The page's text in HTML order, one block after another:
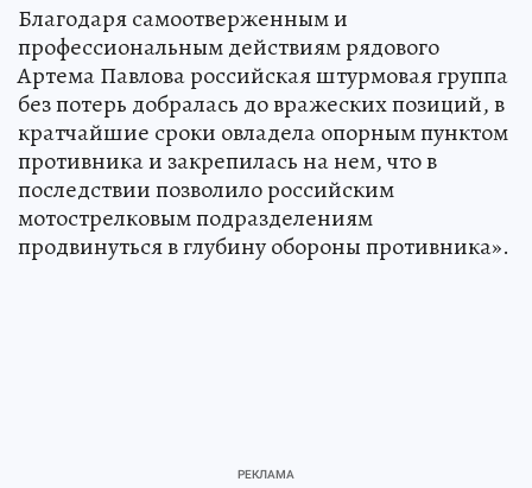
Благодаря самоотверженным и
профессиональным действиям рядового
Артема Павлова российская штурмовая группа
без потерь добралась до вражеских позиций, в
кратчайшие сроки овладела опорным пунктом
противника и закрепилась на нем, что в
последствии позволило российским
мотострелковым подразделениям
продвинуться в глубину обороны противника».